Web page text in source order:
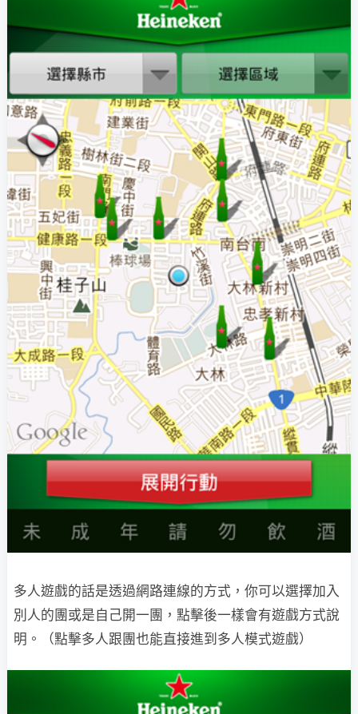
多人遊戲的話是透過網路連線的方式，你可以選擇加入
別人的團或是自己開一團，點擊後一樣會有遊戲方式說
明。（點擊多人跟團也能直接進到多人模式遊戲）